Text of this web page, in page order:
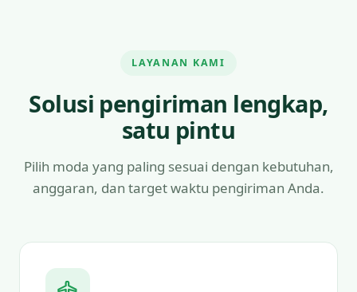
LAYANAN KAMI
Solusi pengiriman lengkap,
satu pintu
Pilih moda yang paling sesuai dengan kebutuhan,
anggaran, dan target waktu pengiriman Anda.